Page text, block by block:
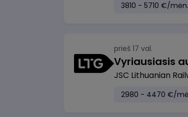
3810 - 5710 €/mėn.
prieš 17 val.
JSC Lithuanian
2980 - 4470 €/